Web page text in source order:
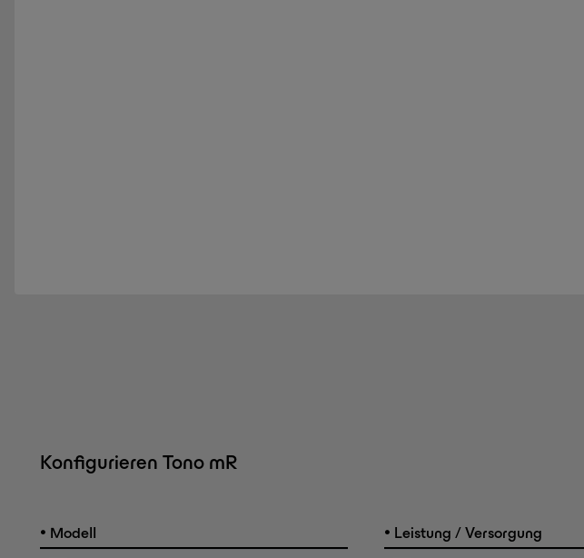
Konfigurieren Tono mR
• Modell • Leistung / Versorgung